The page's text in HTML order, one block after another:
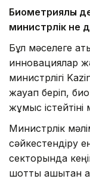
Биометриялық
министрлік не
Бұл мәселеге
инновациялар
министрлігі
жауап беріп,
жұмыс істейтіні
Министрлік
сәйкестендіру
секторында
шотты қашықтан